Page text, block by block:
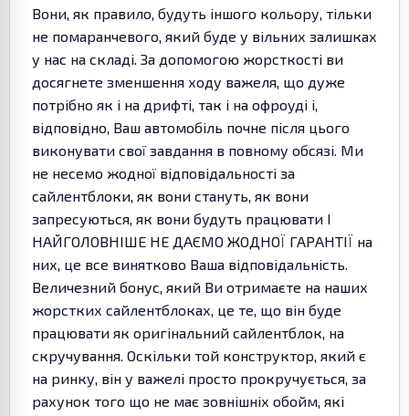
Вони, як правило, будуть іншого кольору, тільки
не помаранчевого, який буде у вільних залишках
у нас на складі. За допомогою жорсткості ви
досягнете зменшення ходу важеля, що дуже
потрібно як і на дрифті, так і на офроуді і,
відповідно, Ваш автомобіль почне після цього
виконувати свої завдання в повному обсязі. Ми
не несемо жодної відповідальності за
сайлентблоки, як вони стануть, як вони
запресуються, як вони будуть працювати І
НАЙГОЛОВНІШЕ НЕ ДАЄМО ЖОДНОЇ ГАРАНТІЇ на
них, це все винятково Ваша відповідальність.
Величезний бонус, який Ви отримаєте на наших
жорстких сайлентблоках, це те, що він буде
працювати як оригінальний сайлентблок, на
скручування. Оскільки той конструктор, який є
на ринку, він у важелі просто прокручується, за
рахунок того що не має зовнішніх обойм, які